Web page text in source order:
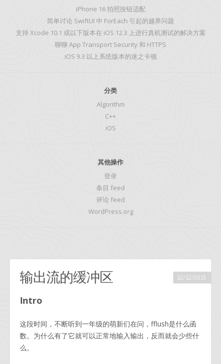
iPhone 16 拍照按钮适配
简单讨论 SwiftUI 中 ForEach 引起的越界问题
支持 Xcode 10.1 或以下版本在 iOS 12.3 上进行真机测试的解决方案
聊聊 App Transport Security 和 HTTPS
iOS 9.3 以上系统版本的迷之卡顿
分类
Algorithm
C++
iOS
其他操作
登录
条目 feed
评论 feed
WordPress.org
输出流的缓冲区 12/12/2015
Intro
这段时间，不断听到一年级的萌新们在问，fflush是什么函
数。为什么有了它就可以正常地输入输出，反而就会少些什
么。